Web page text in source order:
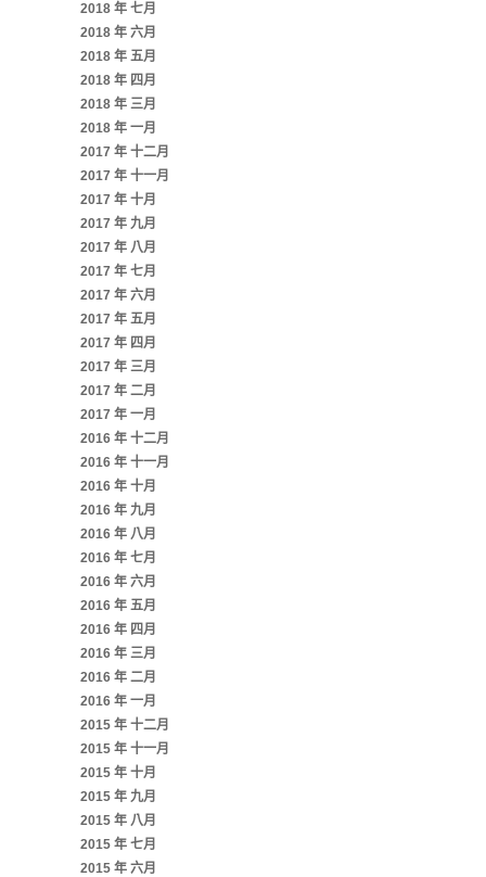
2018 年 七月
2018 年 六月
2018 年 五月
2018 年 四月
2018 年 三月
2018 年 一月
2017 年 十二月
2017 年 十一月
2017 年 十月
2017 年 九月
2017 年 八月
2017 年 七月
2017 年 六月
2017 年 五月
2017 年 四月
2017 年 三月
2017 年 二月
2017 年 一月
2016 年 十二月
2016 年 十一月
2016 年 十月
2016 年 九月
2016 年 八月
2016 年 七月
2016 年 六月
2016 年 五月
2016 年 四月
2016 年 三月
2016 年 二月
2016 年 一月
2015 年 十二月
2015 年 十一月
2015 年 十月
2015 年 九月
2015 年 八月
2015 年 七月
2015 年 六月